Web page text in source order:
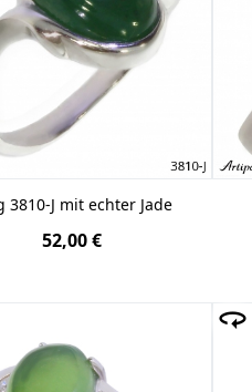
3810-J mit echter Jade
52,00 €